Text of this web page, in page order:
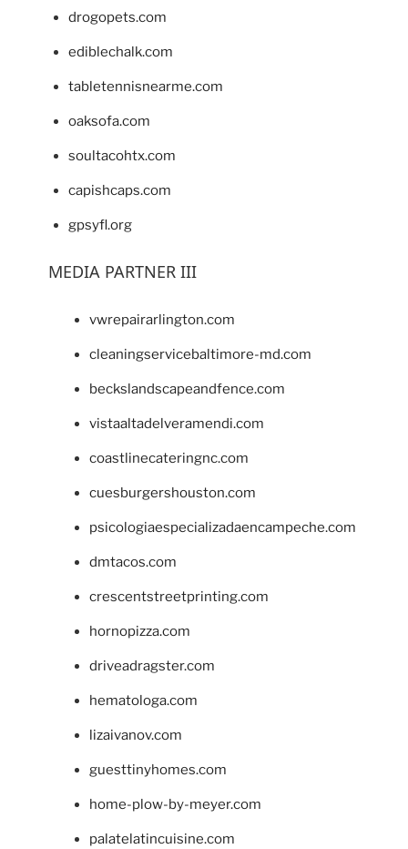
drogopets.com
ediblechalk.com
tabletennisnearme.com
oaksofa.com
soultacohtx.com
capishcaps.com
gpsyfl.org
MEDIA PARTNER III
vwrepairarlington.com
cleaningservicebaltimore-md.com
beckslandscapeandfence.com
vistaaltadelveramendi.com
coastlinecateringnc.com
cuesburgershouston.com
psicologiaespecializadaencampeche.com
dmtacos.com
crescentstreetprinting.com
hornopizza.com
driveadragster.com
hematologa.com
lizaivanov.com
guesttinyhomes.com
home-plow-by-meyer.com
palatelatincuisine.com